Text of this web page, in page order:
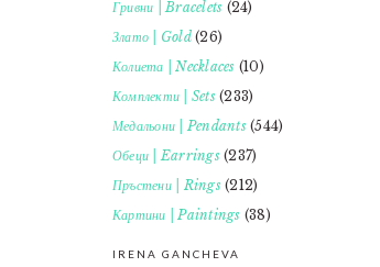
Гривни | Bracelets (24)
Злато | Gold(26)
Колиета | Necklaces (10)
Комплекти | Sets(233)
Медальони | Pendants(544)
Обеци | Earrings(237)
Пръстени | Rings(212)
Картини | Paintings (38)
IRENA GANCHEVA